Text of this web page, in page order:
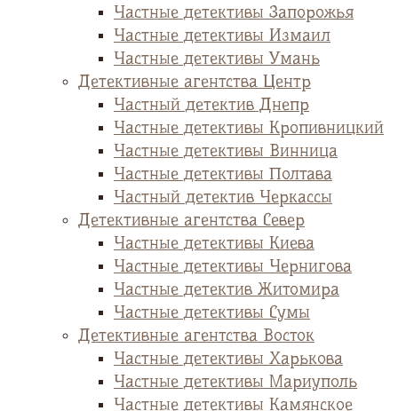
Частные детективы Запорожья
Частные детективы Измаил
Частные детективы Умань
Детективные агентства Центр
Частный детектив Днепр
Частные детективы Кропивницкий
Частные детективы Винница
Частные детективы Полтава
Частный детектив Черкассы
Детективные агентства Север
Частные детективы Киева
Частные детективы Чернигова
Частные детектив Житомира
Частные детективы Сумы
Детективные агентства Восток
Частные детективы Харькова
Частные детективы Мариуполь
Частные детективы Камянское